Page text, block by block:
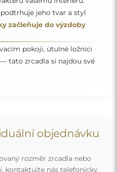
spolu s projektem na
.
bezpečně do vašich
díky čemuž vám
dorazí v neporušeném stavu,